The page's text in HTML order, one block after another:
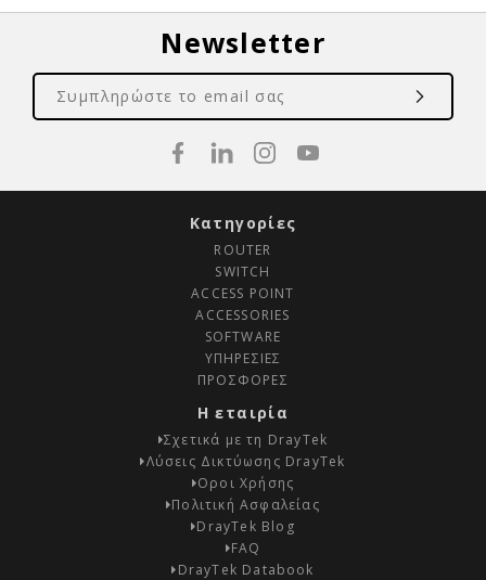
Newsletter
Κατηγορίες
ROUTER
SWITCH
ACCESS POINT
ACCESSORIES
SOFTWARE
ΥΠΗΡΕΣΙΕΣ
ΠΡΟΣΦΟΡΕΣ
Η εταιρία
Σχετικά με τη DrayTek
Λύσεις Δικτύωσης DrayTek
Οροι Χρήσης
Πολιτική Ασφαλείας
DrayTek Blog
FAQ
DrayTek Databook